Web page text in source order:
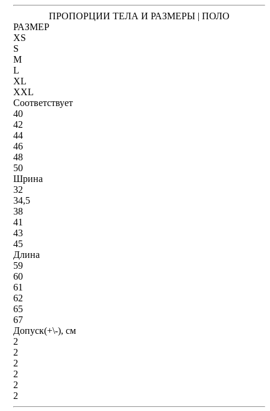
ПРОПОРЦИИ ТЕЛА И РАЗМЕРЫ | ПОЛО
РАЗМЕР
XS
S
M
L
XL
XXL
Соответствует
40
42
44
46
48
50
Шрина
32
34,5
38
41
43
45
Длина
59
60
61
62
65
67
Допуск(+\-), см
2
2
2
2
2
2